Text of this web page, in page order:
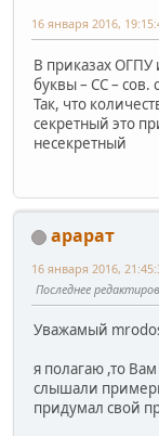
16 января 2016,
В приказах ОГПУ
буквы – СС – сов.
Так, что
секретный это
несекретный
арарат
16 января 2016,
Последнее
Уважамый
я полагаю ,то
слышали
придумал свой